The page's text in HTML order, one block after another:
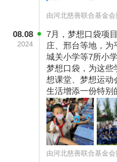
由河北慈善联合基金会
08.08
2024
7月，梦想口袋项
庄、邢台等地，
城关小学等7所小
梦想口袋，为这些
想课堂、梦想运动
生活增添一份特别
由河北慈善联合基金会